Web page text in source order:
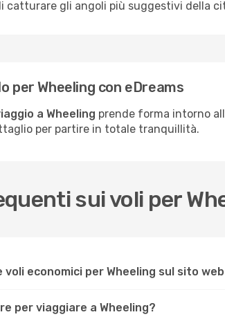
catturare gli angoli più suggestivi della
per Wheeling con eDreams
a Wheeling prende forma intorno
per partire in totale tranquillità.
sui voli per
economici per Wheeling sul sito
per viaggiare a Wheeling?